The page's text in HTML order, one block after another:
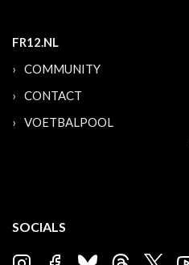
FR12.NL
COMMUNITY
CONTACT
VOETBALPOOL
SOCIALS